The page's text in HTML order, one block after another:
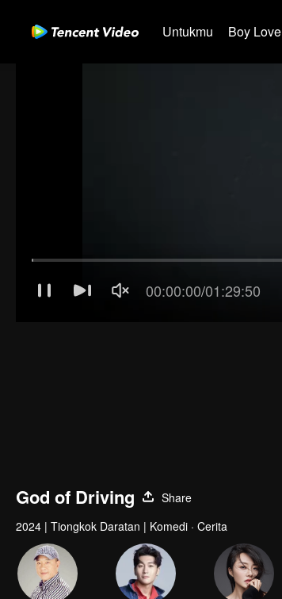
Untukmu Boy Love
God of Driving
Share
2024 | Tiongkok Daratan | Komedi · Cerita